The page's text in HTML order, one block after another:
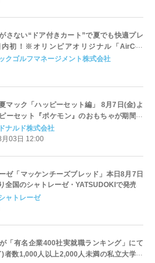
さない“ドア付きカート”で夏でも快適プレ
！※オリンピアオリジナル「AirCon
コンカート）」導入 | ＰＧＭ
クゴルフマネージメント株式会社
マック「ハッピーセット編」 8月7日(金)よ
ーセット『ポケモン』のおもちゃが期間限
ナルド株式会社
03日 12:00
ゼ「マッケンチーズブレッド」本日8月7日
全国のシャトレーゼ・YATSUDOKIで発売
ャトレーゼ
「有名企業400社実就職ランキング」にて
者数1,000人以上2,000人未満の私立大学で